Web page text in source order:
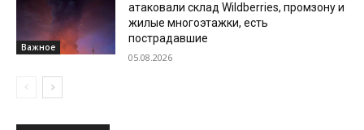
Важное
атаковали склад Wildberries, промзону и
жилые многоэтажки, есть
пострадавшие
05.08.2026